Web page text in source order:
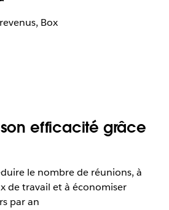
Box
efficacité grâce
le nombre de réunions, à
de travail et à économiser
par an